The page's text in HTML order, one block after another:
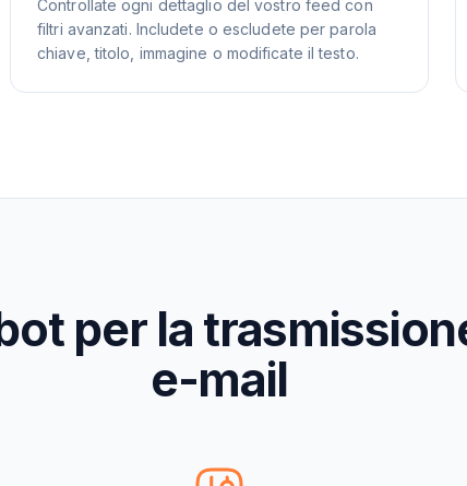
Controllate ogni dettaglio del vostro feed con
filtri avanzati. Includete o escludete per parola
chiave, titolo, immagine o modificate il testo.
per la
e-mail